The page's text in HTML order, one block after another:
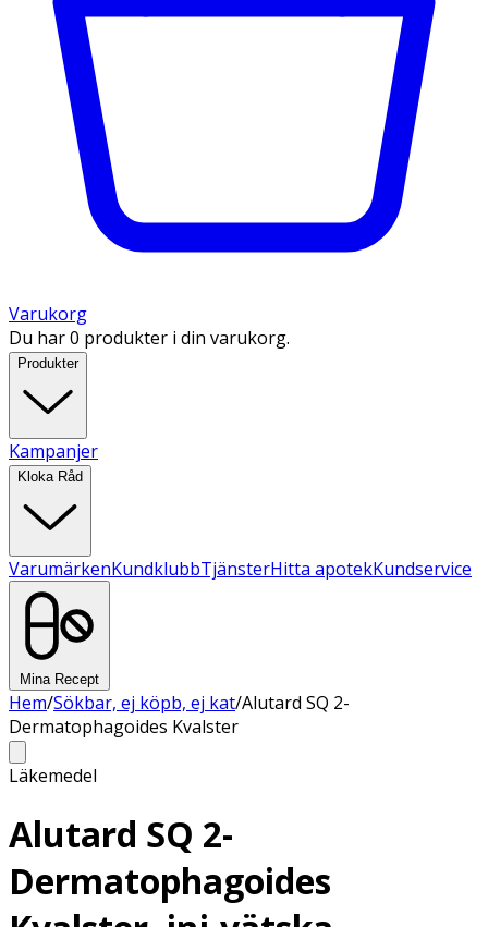
Varukorg
Du har 0 produkter i din varukorg.
Produkter
Kampanjer
Kloka Råd
VarumärkenKundklubbTjänsterHitta apotekKundservice
Mina Recept
Hem/Sökbar, ej köpb, ej kat/Alutard SQ 2-
Dermatophagoides Kvalster
Läkemedel
Alutard SQ 2-
Dermatophagoides